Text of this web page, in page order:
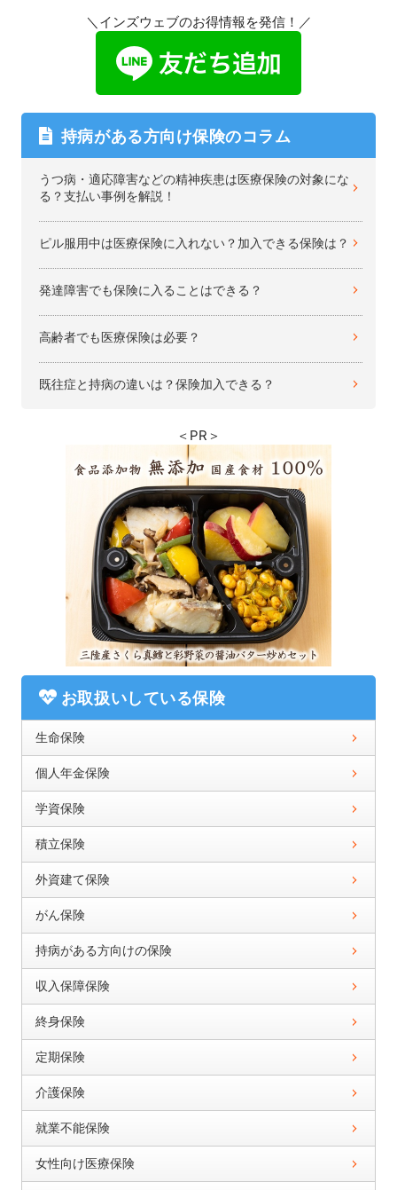
＼インズウェブのお得情報を発信！／
持病がある方向け保険のコラム
うつ病・適応障害などの精神疾患は医療保険の対象にな
る？支払い事例を解説！
ピル服用中は医療保険に入れない？加入できる保険は？
発達障害でも保険に入ることはできる？
高齢者でも医療保険は必要？
既往症と持病の違いは？保険加入できる？
＜PR＞
お取扱いしている保険
生命保険
個人年金保険
学資保険
積立保険
外資建て保険
がん保険
持病がある方向けの保険
収入保障保険
終身保険
定期保険
介護保険
就業不能保険
女性向け医療保険